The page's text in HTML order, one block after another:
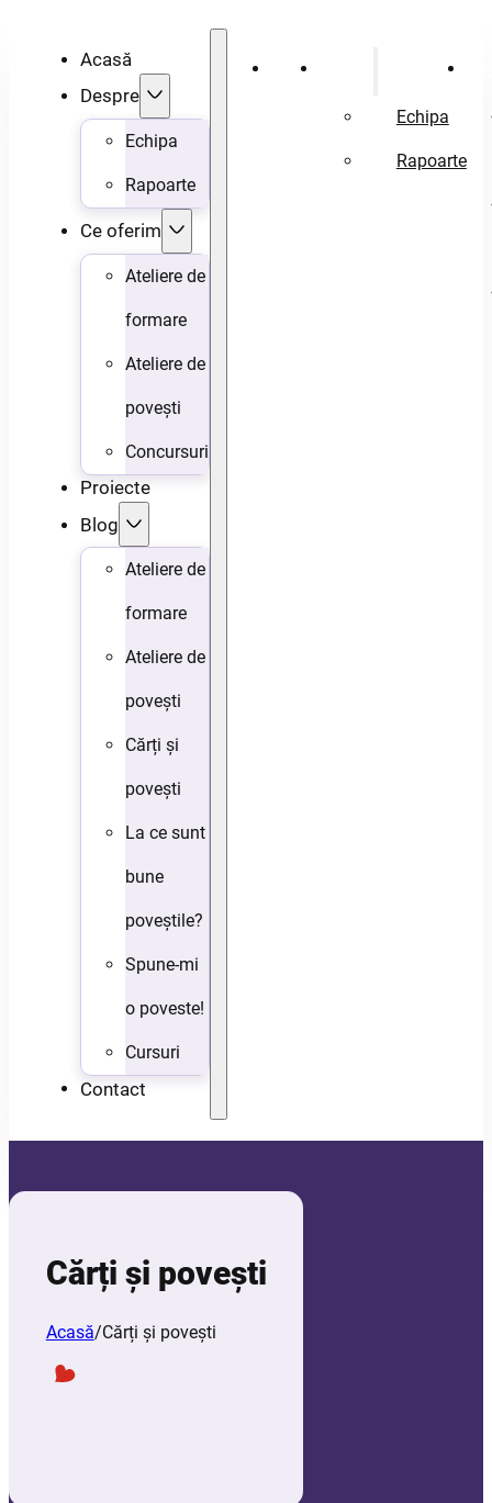
Acasă
Despre
Echipa
Rapoarte
Ce oferim
Ateliere de
formare
Ateliere de
povești
Concursuri
Proiecte
Blog
Ateliere de
formare
Ateliere de
povești
Cărți și
povești
La ce sunt
bune
poveștile?
Spune-mi
o poveste!
Cursuri
Contact
Acasă
Echipa
Rapoarte
Cărți și povești
Acasă/Cărți și povești